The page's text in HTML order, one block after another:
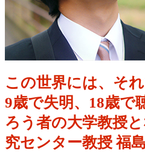
この世界には、そ
9歳で失明、18歳で
ろう者の大学教授
究センター教授 福